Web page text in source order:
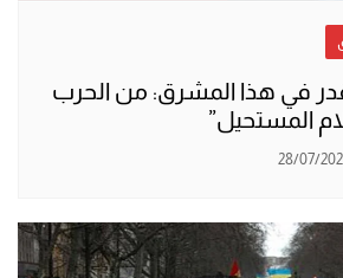
في هذا المشرق: من الحرب
المستحيل”
28/07/